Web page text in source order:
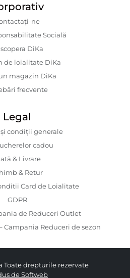
ne
Socială
DiKa
de loialitate DiKa
magazin DiKa
frecvente
Legal
condiții generale
cadou
& Livrare
& Retur
Card de Loialitate
GDPR
de Reduceri Outlet
Campania Reduceri de sezon
Toate drepturile rezervate
de Softweb